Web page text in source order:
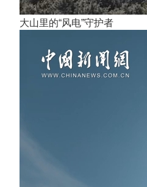
大山里的“风电”守护者